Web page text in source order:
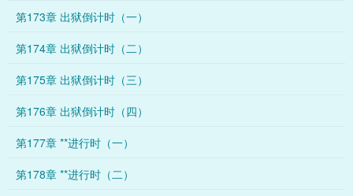
第173章 出狱倒计时（一）
第174章 出狱倒计时（二）
第175章 出狱倒计时（三）
第176章 出狱倒计时（四）
第177章 **进行时（一）
第178章 **进行时（二）